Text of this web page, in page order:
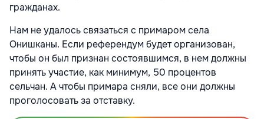
гражданах.
Нам не удалось связаться с примаром села
Онишканы. Если референдум будет организован,
чтобы он был признан состоявшимся, в нем должны
принять участие, как минимум, 50 процентов
сельчан. А чтобы примара сняли, все они должны
проголосовать за отставку.